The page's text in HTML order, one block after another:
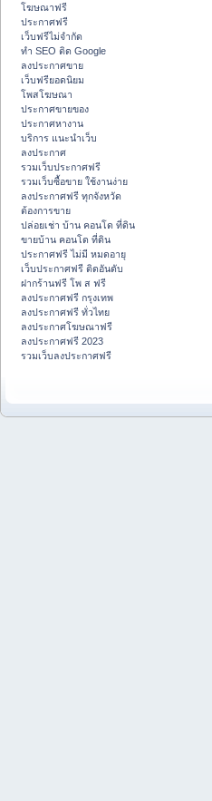
โฆษณาฟรี
ประกาศฟรี
เว็บฟรีไม่จำกัด
ทำ SEO ติด Google
ลงประกาศขาย
เว็บฟรียอดนิยม
โพสโฆษณา
ประกาศขายของ
ประกาศหางาน
บริการ แนะนำเว็บ
ลงประกาศ
รวมเว็บประกาศฟรี
รวมเว็บซื้อขาย ใช้งานง่าย
ลงประกาศฟรี ทุกจังหวัด
ต้องการขาย
ปล่อยเช่า บ้าน คอนโด ที่ดิน
ขายบ้าน คอนโด ที่ดิน
ประกาศฟรี ไม่มี หมดอายุ
เว็บประกาศฟรี ติดอันดับ
ฝากร้านฟรี โพ ส ฟรี
ลงประกาศฟรี กรุงเทพ
ลงประกาศฟรี ทั่วไทย
ลงประกาศโฆษณาฟรี
ลงประกาศฟรี 2023
รวมเว็บลงประกาศฟรี